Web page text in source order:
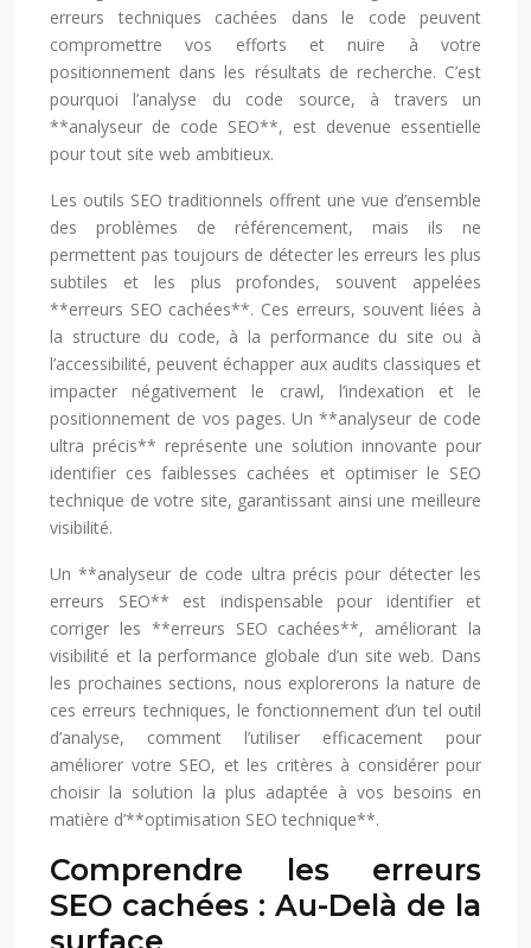
erreurs techniques cachées dans le code peuvent
compromettre vos efforts et nuire à votre
positionnement dans les résultats de recherche. C’est
pourquoi l’analyse du code source, à travers un
**analyseur de code SEO**, est devenue essentielle
pour tout site web ambitieux.
Les outils SEO traditionnels offrent une vue d’ensemble
des problèmes de référencement, mais ils ne
permettent pas toujours de détecter les erreurs les plus
subtiles et les plus profondes, souvent appelées
**erreurs SEO cachées**. Ces erreurs, souvent liées à
la structure du code, à la performance du site ou à
l’accessibilité, peuvent échapper aux audits classiques et
impacter négativement le crawl, l’indexation et le
positionnement de vos pages. Un **analyseur de code
ultra précis** représente une solution innovante pour
identifier ces faiblesses cachées et optimiser le SEO
technique de votre site, garantissant ainsi une meilleure
visibilité.
Un **analyseur de code ultra précis pour détecter les
erreurs SEO** est indispensable pour identifier et
corriger les **erreurs SEO cachées**, améliorant la
visibilité et la performance globale d’un site web. Dans
les prochaines sections, nous explorerons la nature de
ces erreurs techniques, le fonctionnement d’un tel outil
d’analyse, comment l’utiliser efficacement pour
améliorer votre SEO, et les critères à considérer pour
choisir la solution la plus adaptée à vos besoins en
matière d’**optimisation SEO technique**.
Comprendre les erreurs
SEO cachées : Au-Delà de la
surface